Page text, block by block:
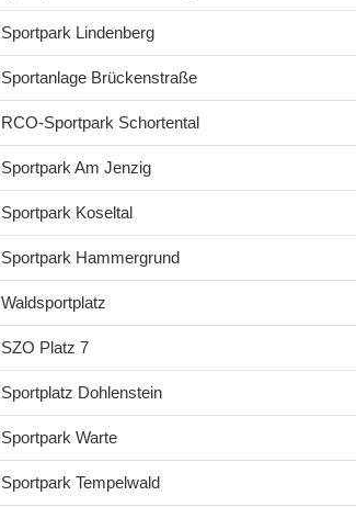
Sportpark Lindenberg
Sportanlage Brückenstraße
RCO-Sportpark Schortental
Sportpark Am Jenzig
Sportpark Koseltal
Sportpark Hammergrund
Waldsportplatz
SZO Platz 7
Sportplatz Dohlenstein
Sportpark Warte
Sportpark Tempelwald